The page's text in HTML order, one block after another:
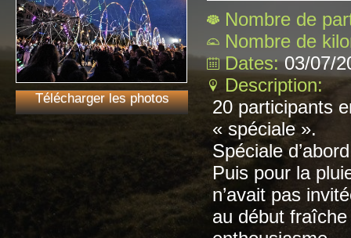
Télécharger les photos
Nombre de
Nombre de
Dates:03/07/
Description:
20 participants
« spéciale ».
Spéciale
Puis pour la
n’avait pas
au début